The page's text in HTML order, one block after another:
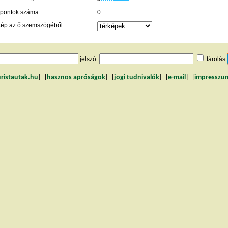
pontok száma:
0
az ő szemszögéből:
jelszó: tárolás
hasznos apróságok jogi tudnivalók e-mail